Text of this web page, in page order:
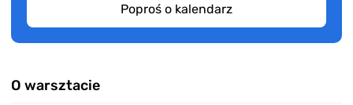
Poproś o kalendarz
O warsztacie